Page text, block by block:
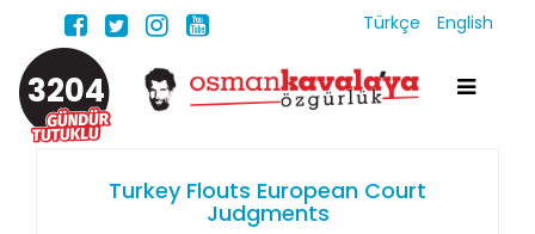
Türkçe English
3204
Turkey Flouts European Court
Judgments